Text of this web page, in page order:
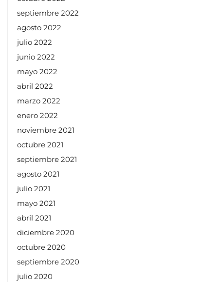
septiembre 2022
agosto 2022
julio 2022
junio 2022
mayo 2022
abril 2022
marzo 2022
enero 2022
noviembre 2021
octubre 2021
septiembre 2021
agosto 2021
julio 2021
mayo 2021
abril 2021
diciembre 2020
octubre 2020
septiembre 2020
julio 2020